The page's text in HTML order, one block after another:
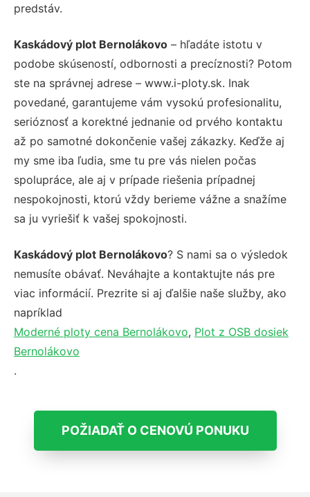
predstáv.
Kaskádový plot Bernolákovo – hľadáte istotu v
podobe skúseností, odbornosti a precíznosti? Potom
ste na správnej adrese – www.i-ploty.sk. Inak
povedané, garantujeme vám vysokú profesionalitu,
serióznosť a korektné jednanie od prvého kontaktu
až po samotné dokončenie vašej zákazky. Keďže aj
my sme iba ľudia, sme tu pre vás nielen počas
spolupráce, ale aj v prípade riešenia prípadnej
nespokojnosti, ktorú vždy berieme vážne a snažíme
sa ju vyriešiť k vašej spokojnosti.
Kaskádový plot Bernolákovo? S nami sa o výsledok
nemusíte obávať. Neváhajte a kontaktujte nás pre
viac informácií. Prezrite si aj ďalšie naše služby, ako
napríklad
Moderné ploty cena Bernolákovo, Plot z OSB dosiek
Bernolákovo
.
POŽIADAŤ O CENOVÚ PONUKU